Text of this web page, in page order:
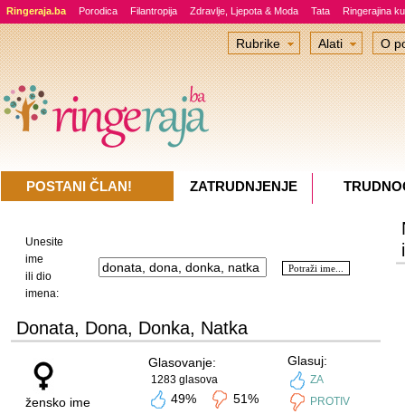
Ringeraja.ba Porodica Filantropija Zdravlje, Ljepota & Moda Tata Ringerajina
Unesite
ime
ili dio
imena:
Donata, Dona, Donka, Natka
žensko ime
Glasovanje:
1283 glasova
49% 51%
Glasuj:
ZA
PROTIV
Rubrike Alati O
POSTANI ČLAN! ZATRUDNJENJE